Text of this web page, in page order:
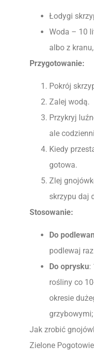
Łodygi
Woda – 10
albo z
Przygotowanie:
Pokrój
Zalej wodą.
Przykryj
ale
Kiedy
gotowa.
Zlej
skrzypu daj
Stosowanie:
Do
podlewaj
Do oprysku:
rośliny co
okresie
Jak zrobić
Zielone Pogotowie